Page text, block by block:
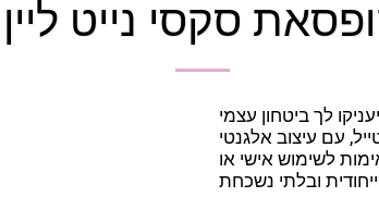
סקסי נייט ליין
לך ביטחון עצמי
עם עיצוב אלגנטי
לשימוש אישי או